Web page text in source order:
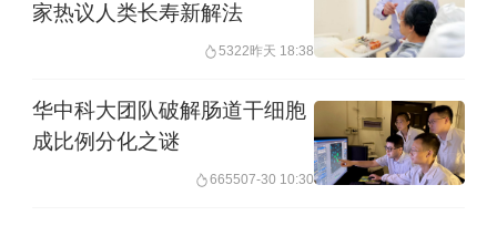
心脏病全国重点实验室研究员、博士生
细胞心脏补片为例，其体内移植需要依
赖精准的电生理标测与外科开胸缝合，
家热议人类长寿新解法
5322昨天 18:38
华中科大团队破解肠道干细胞
成比例分化之谜
665507-30 10:30